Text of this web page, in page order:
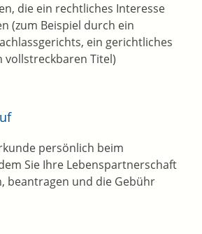
die ein rechtliches Interesse
(zum Beispiel durch ein
ein gerichtliches
vollstreckbaren Titel)
persönlich beim
Sie Ihre Lebenspartnerschaft
beantragen und die Gebühr